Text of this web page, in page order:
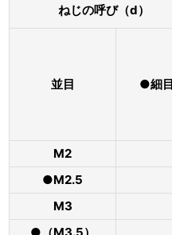
ねじの呼び（d）
並目 ●細目
M2
●M2.5
M3